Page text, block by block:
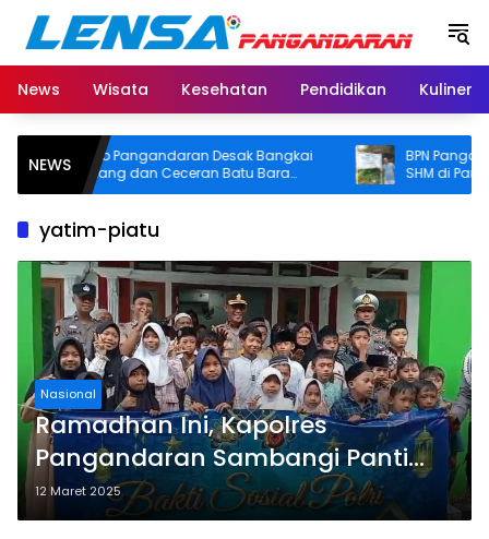
Langsung
konten
News
Wisata Kesehatan Pendidikan Kuliner
NEWS
Pemkab Pangandaran Desak Bangkai
Tongkang dan Ceceran Batu Bara
Segera Diangkat, Soroti Buruknya
BPN
SHM di Pantai
Usut Asal-usul
yatim-piatu
Nasional
Ramadhan Ini, Kapolres
Pangandaran Sambangi Panti
Asuhan Anak Yatim-piatu
12 Maret 2025